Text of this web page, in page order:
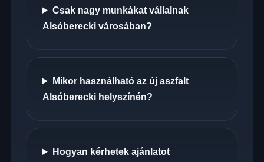
Csak nagy munkákat vállalnak
Alsóberecki városában?
Mikor használható az új aszfalt
Alsóberecki helyszínén?
Hogyan kérhetek ajánlatot